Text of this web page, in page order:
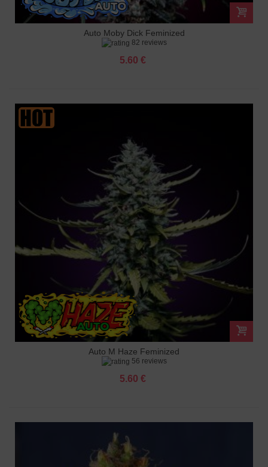
Auto Moby Dick Feminized
82 reviews
5.60 €
Auto M Haze Feminized
56 reviews
5.60 €